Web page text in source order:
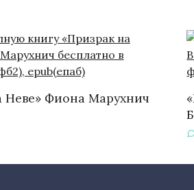
Неве» Фиона Марухнич